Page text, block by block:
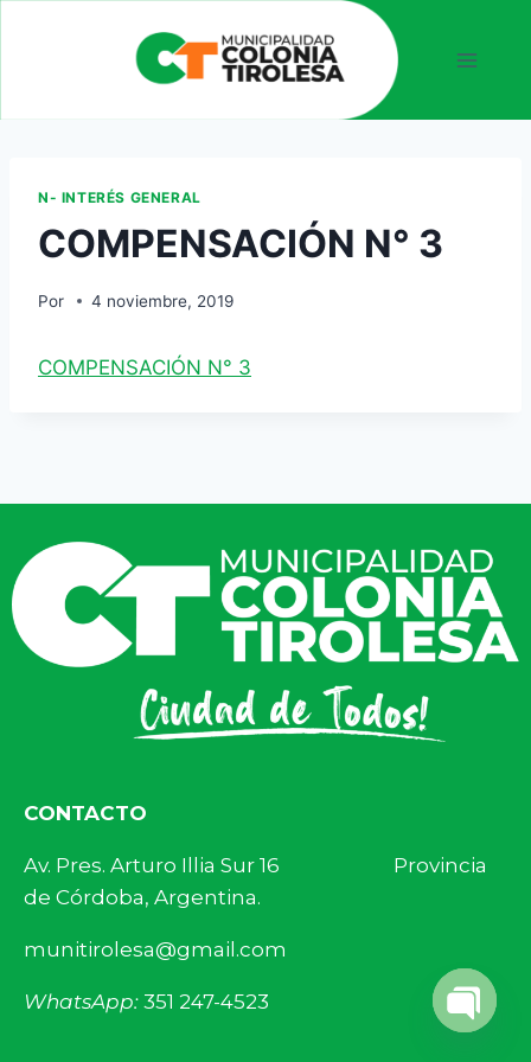
N- INTERÉS GENERAL
COMPENSACIÓN N° 3
Por 4 noviembre, 2019
COMPENSACIÓN N° 3
CONTACTO
Av. Pres. Arturo Illia Sur 16 Provincia
de Córdoba, Argentina.
munitirolesa@gmail.com
WhatsApp: 351 247-4523